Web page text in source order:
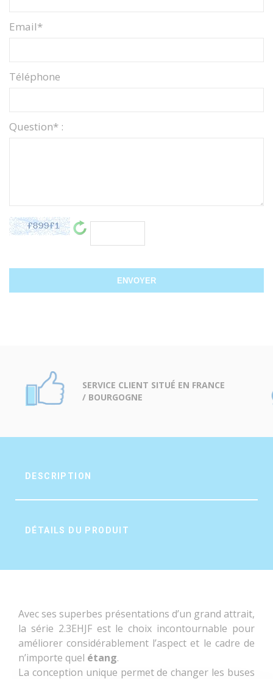
Email*
Téléphone
Question* :
SERVICE CLIENT SITUÉ EN FRANCE
/ BOURGOGNE
DESCRIPTION
DÉTAILS DU PRODUIT
Avec ses superbes présentations d’un grand attrait,
la série 2.3EHJF est le choix incontournable pour
améliorer considérablement l’aspect et le cadre de
n’importe quel étang.
La conception unique permet de changer les buses